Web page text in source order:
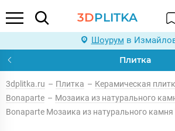
3DPLITKA
Шоурум в
Плитка
3dplitka.ru – Плитка – Керамическая
Bonaparte – Мозаика из натурального
Bonaparte Мозаика из натурального камня